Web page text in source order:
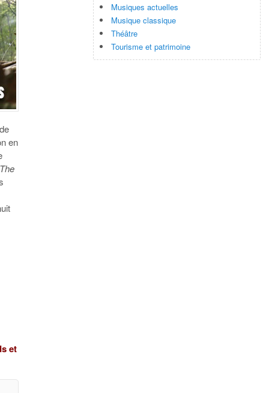
en
et
Musiques actuelles
Musique classique
Théâtre
Tourisme et patrimoine